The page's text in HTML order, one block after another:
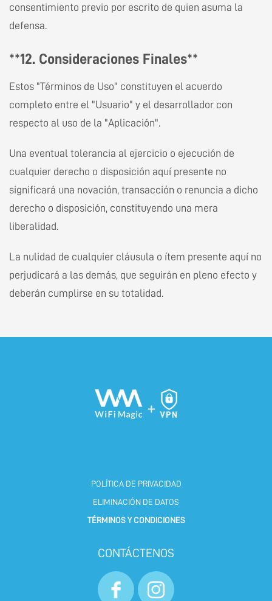
consentimiento previo por escrito de quien asuma la
defensa.
**12. Consideraciones Finales**
Estos "Términos de Uso" constituyen el acuerdo
completo entre el "Usuario" y el desarrollador con
respecto al uso de la "Aplicación".
Una eventual tolerancia al ejercicio o ejecución de
cualquier derecho o disposición aquí presente no
significará una novación, transacción o renuncia a dicho
derecho o disposición, constituyendo una mera
liberalidad.
La nulidad de cualquier cláusula o ítem presente aquí no
perjudicará a las demás, que seguirán en pleno efecto y
deberán cumplirse en su totalidad.
POLÍTICA DE PRIVACIDAD
ELIMINACIÓN DE DATOS
TÉRMINOS Y CONDICIONES
CONTÁCTENOS